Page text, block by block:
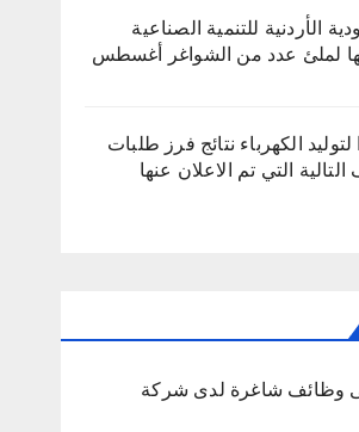
الأردنية للتنمية الصناعية
لملئ عدد من الشواغر
أغسطس
الكهرباء نتائج فرز طلبات
التي تم الاعلان عنها
وظائف شاغرة لدى شركة